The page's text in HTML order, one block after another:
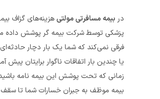
بیمه مسافرتی مولتیهزینه‌های گزاف
پزشکی توسط شرکت بیمه گر پوشش داده
فرقی نمی‌کند که شما یک بار دچار حادثه‌ای شده
یا چندین بار اتفاقات ناگوار برایتان پیش آمده
زمانی که تحت پوشش این بیمه نامه باشید،
بیمه موظف به جبران خسارات شما تا سقف